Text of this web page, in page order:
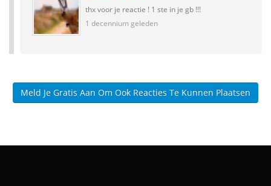
thx voor je reactie ! 1 ste in je gb !!!
1 decennium geleden
Meld Je Gratis Aan Om Ook Reacties Te Kunnen Plaatsen